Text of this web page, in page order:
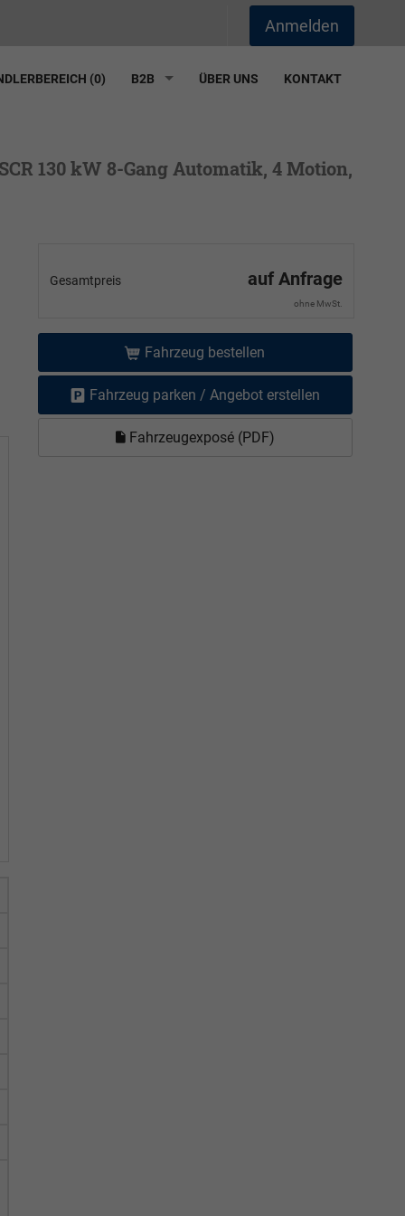
Anmelden
(0) B2B ÜBER UNS KONTAKT
130 kW 8-Gang Automatik, 4 Motion,
Gesamtpreis auf Anfrage
ohne MwSt.
Fahrzeug bestellen
Fahrzeug parken / Angebot erstellen
Fahrzeugexposé (PDF)